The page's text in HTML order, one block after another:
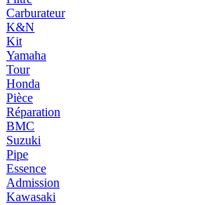
Carburateur
K&N
Kit
Yamaha
Tour
Honda
Pièce
Réparation
BMC
Suzuki
Pipe
Essence
Admission
Kawasaki